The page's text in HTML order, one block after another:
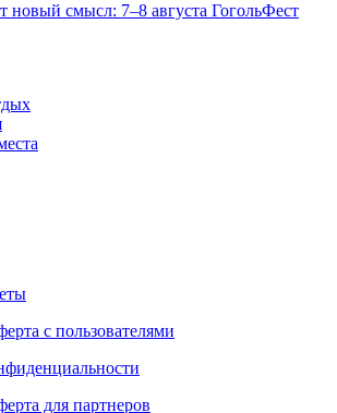
смысл: 7–8 августа ГогольФест
с пользователями
для партнеров